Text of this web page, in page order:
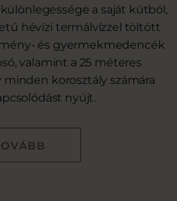
a saját kútból,
hévízi termálvízzel töltött
és gyermekmedencék
valamint a 25 méteres
korosztály számára
nyújt.